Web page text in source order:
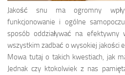
Jakość snu ma ogromny
funkcjonowanie i ogólne
sposób oddziaływać na efektywny
wszystkim zadbać o wysokiej jakości
Mowa tutaj o takich kwestiach, jak
Jednak czy ktokolwiek z nas